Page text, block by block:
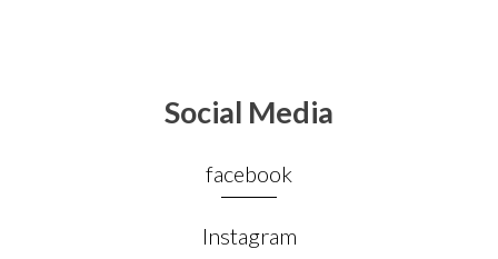
Social Media
facebook
Instagram